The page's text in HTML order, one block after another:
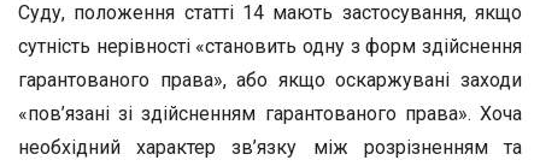
Суду, положення статті 14 мають застосування, якщо
сутність нерівності «становить одну з форм здійснення
гарантованого права», або якщо оскаржувані заходи
«пов’язані зі здійсненням гарантованого права». Хоча
необхідний характер зв’язку між розрізненням та